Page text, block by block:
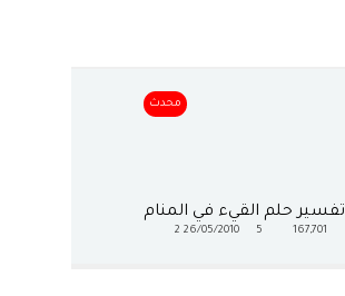
محدث
تفسير حلم القيء في المنام
167,701
26/05/2010
2